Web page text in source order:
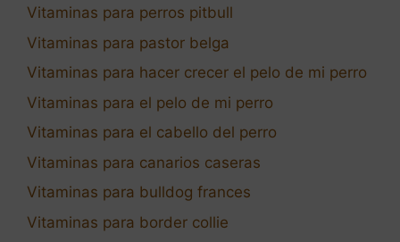
Vitaminas para perros pitbull
Vitaminas para pastor belga
Vitaminas para hacer crecer el pelo de mi perro
Vitaminas para el pelo de mi perro
Vitaminas para el cabello del perro
Vitaminas para canarios caseras
Vitaminas para bulldog frances
Vitaminas para border collie